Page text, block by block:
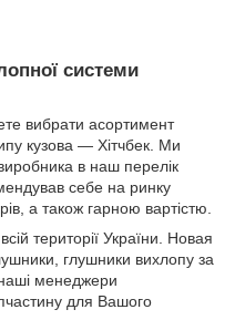
системи
вибрати асортимент
кузова — Хітчбек. Ми
в наш перелік
себе на ринку
а також гарною вартістю.
території України. Новая
глушники вихлопу за
менеджери
для Вашого